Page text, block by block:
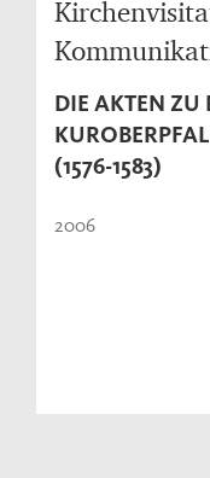
DIE AKTEN ZU
(1576-1583)
2006